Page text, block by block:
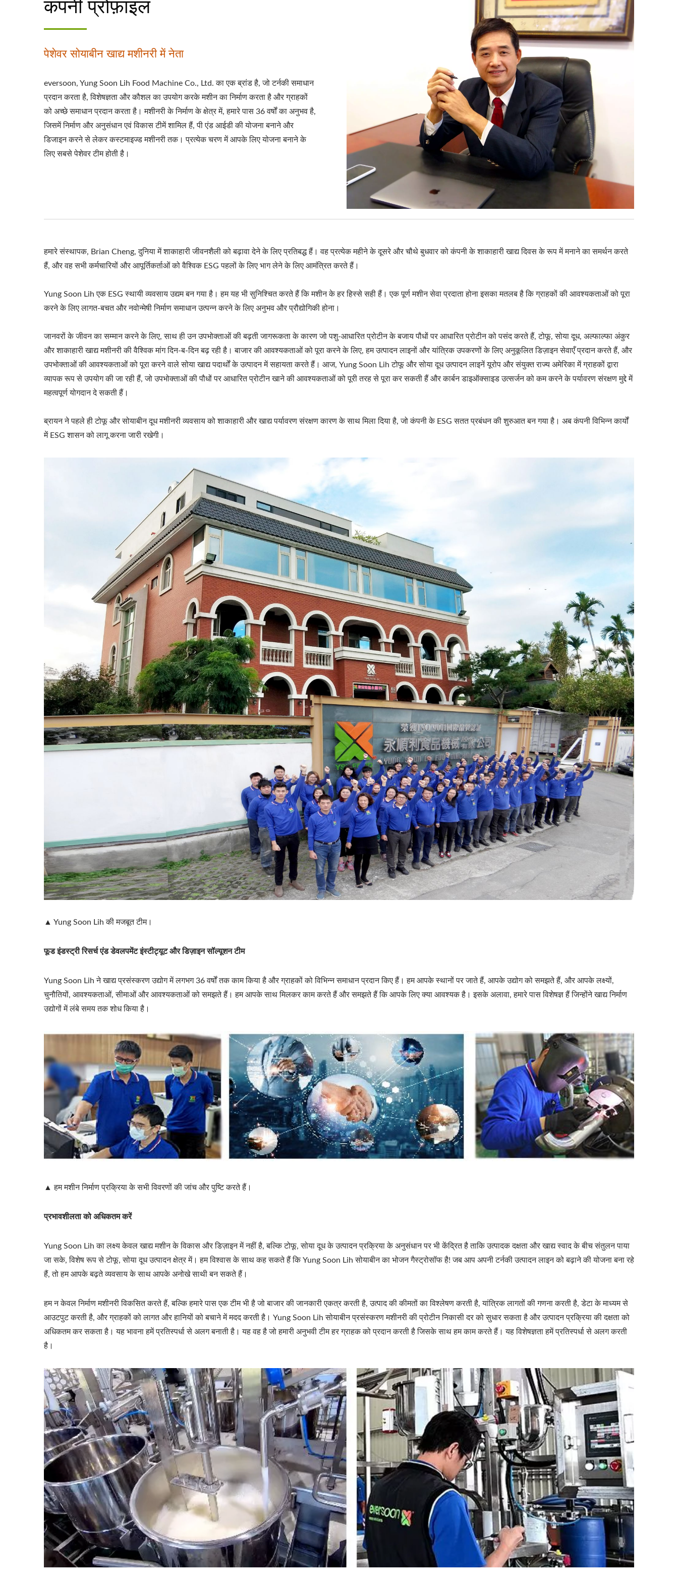
फैक्ट्री, सोया दूध मशीन / eversoon, Yung Soon Lih Food Machine Co., Ltd. का एक ब्रांड, सोया दूध और टोफू मशीनों का नेता है। खाद्य सुरक्षा का रक्षक होने के नाते, हम अपने टोफू उत्पादन
की मुख्य तकनीक और पेशेवर अनुभव को अपने वैश्विक ग्राहकों के साथ साझा करते हैं। आइए हम आपके व्यवसाय की वृद्धि और सफलता के साक्षी बनने के लिए आपके महत्वपूर्ण और शक्तिशाली भागीदार बनें।
कंपनी प्रोफ़ाइल
पेशेवर सोयाबीन खाद्य मशीनरी में नेता
eversoon, Yung Soon Lih Food Machine Co., Ltd. का एक ब्रांड है, जो टर्नकी समाधान
प्रदान करता है, विशेषज्ञता और कौशल का उपयोग करके मशीन का निर्माण करता है और ग्राहकों
को अच्छे समाधान प्रदान करता है। मशीनरी के निर्माण के क्षेत्र में, हमारे पास 36 वर्षों का अनुभव है,
जिसमें निर्माण और अनुसंधान एवं विकास टीमें शामिल हैं, पी एंड आईडी की योजना बनाने और
डिजाइन करने से लेकर कस्टमाइज्ड मशीनरी तक। प्रत्येक चरण में आपके लिए योजना बनाने के
लिए सबसे पेशेवर टीम होती है।
हमारे संस्थापक, Brian Cheng, दुनिया में शाकाहारी जीवनशैली को बढ़ावा देने के लिए प्रतिबद्ध हैं। वह प्रत्येक महीने के दूसरे और चौथे बुधवार को कंपनी के शाकाहारी खाद्य दिवस के रूप में मनाने का समर्थन करते
हैं, और वह सभी कर्मचारियों और आपूर्तिकर्ताओं को वैश्विक ESG पहलों के लिए भाग लेने के लिए आमंत्रित करते हैं।
Yung Soon Lih एक ESG स्थायी व्यवसाय उद्यम बन गया है। हम यह भी सुनिश्चित करते हैं कि मशीन के हर हिस्से सही हैं। एक पूर्ण मशीन सेवा प्रदाता होना इसका मतलब है कि ग्राहकों की आवश्यकताओं को पूरा
करने के लिए लागत-बचत और नवोन्मेषी निर्माण समाधान उत्पन्न करने के लिए अनुभव और प्रौद्योगिकी होना।
जानवरों के जीवन का सम्मान करने के लिए, साथ ही उन उपभोक्ताओं की बढ़ती जागरूकता के कारण जो पशु-आधारित प्रोटीन के बजाय पौधों पर आधारित प्रोटीन को पसंद करते हैं, टोफू, सोया दूध, अल्फाल्फा अंकुर
और शाकाहारी खाद्य मशीनरी की वैश्विक मांग दिन-ब-दिन बढ़ रही है। बाजार की आवश्यकताओं को पूरा करने के लिए, हम उत्पादन लाइनों और यांत्रिक उपकरणों के लिए अनुकूलित डिज़ाइन सेवाएँ प्रदान करते हैं, और
उपभोक्ताओं की आवश्यकताओं को पूरा करने वाले सोया खाद्य पदार्थों के उत्पादन में सहायता करते हैं। आज, Yung Soon Lih टोफू और सोया दूध उत्पादन लाइनें यूरोप और संयुक्त राज्य अमेरिका में ग्राहकों द्वारा
व्यापक रूप से उपयोग की जा रही हैं, जो उपभोक्ताओं की पौधों पर आधारित प्रोटीन खाने की आवश्यकताओं को पूरी तरह से पूरा कर सकती हैं और कार्बन डाइऑक्साइड उत्सर्जन को कम करने के पर्यावरण संरक्षण मुद्दे में
महत्वपूर्ण योगदान दे सकती हैं।
ब्रायन ने पहले ही टोफू और सोयाबीन दूध मशीनरी व्यवसाय को शाकाहारी और खाद्य पर्यावरण संरक्षण कारण के साथ मिला दिया है, जो कंपनी के ESG सतत प्रबंधन की शुरुआत बन गया है। अब कंपनी विभिन्न कार्यों
में ESG शासन को लागू करना जारी रखेगी।
▲ Yung Soon Lih की मजबूत टीम।
फूड इंडस्ट्री रिसर्च एंड डेवलपमेंट इंस्टीट्यूट और डिज़ाइन सॉल्यूशन टीम
Yung Soon Lih ने खाद्य प्रसंस्करण उद्योग में लगभग 36 वर्षों तक काम किया है और ग्राहकों को विभिन्न समाधान प्रदान किए हैं। हम आपके स्थानों पर जाते हैं, आपके उद्योग को समझते हैं, और आपके लक्ष्यों,
चुनौतियों, आवश्यकताओं, सीमाओं और आवश्यकताओं को समझते हैं। हम आपके साथ मिलकर काम करते हैं और समझते हैं कि आपके लिए क्या आवश्यक है। इसके अलावा, हमारे पास विशेषज्ञ हैं जिन्होंने खाद्य निर्माण
उद्योगों में लंबे समय तक शोध किया है।
▲ हम मशीन निर्माण प्रक्रिया के सभी विवरणों की जांच और पुष्टि करते हैं।
प्रभावशीलता को अधिकतम करें
Yung Soon Lih का लक्ष्य केवल खाद्य मशीन के विकास और डिज़ाइन में नहीं है, बल्कि टोफू, सोया दूध के उत्पादन प्रक्रिया के अनुसंधान पर भी केंद्रित है ताकि उत्पादक दक्षता और खाद्य स्वाद के बीच संतुलन पाया
जा सके, विशेष रूप से टोफू, सोया दूध उत्पादन क्षेत्र में। हम विश्वास के साथ कह सकते हैं कि Yung Soon Lih सोयाबीन का भोजन गैस्ट्रोसॉफ है! जब आप अपनी टर्नकी उत्पादन लाइन को बढ़ाने की योजना बना रहे
हैं, तो हम आपके बढ़ते व्यवसाय के साथ आपके अनोखे साथी बन सकते हैं।
हम न केवल निर्माण मशीनरी विकसित करते हैं, बल्कि हमारे पास एक टीम भी है जो बाजार की जानकारी एकत्र करती है, उत्पाद की कीमतों का विश्लेषण करती है, यांत्रिक लागतों की गणना करती है, डेटा के माध्यम से
आउटपुट करती है, और ग्राहकों को लागत और हानियों को बचाने में मदद करती है। Yung Soon Lih सोयाबीन प्रसंस्करण मशीनरी की प्रोटीन निकासी दर को सुधार सकता है और उत्पादन प्रक्रिया की दक्षता को
अधिकतम कर सकता है। यह भावना हमें प्रतिस्पर्धा से अलग बनाती है। यह वह है जो हमारी अनुभवी टीम हर ग्राहक को प्रदान करती है जिसके साथ हम काम करते हैं। यह विशेषज्ञता हमें प्रतिस्पर्धा से अलग करती
है।